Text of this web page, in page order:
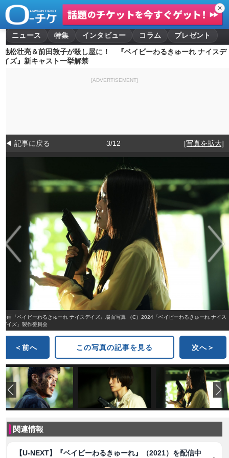
✕
ニュース 特集 インタビュー コラム
プレゼント
池松壮亮＆前田敦子が殺し屋に！ 『ベイビーわるきゅーれ ナイスデ
イズ』新キャスト一挙解禁
[ADVERTISEMENT]
◀ 記事に戻る 3/12 [写真を拡大]
映画『ベイビーわるきゅーれ ナイスデイズ』場面写真 （C）2024「ベイビーわるきゅーれ ナイス
デイズ」製作委員会
＜前へ この写真の記事を見る 次へ＞
関連情報
【U-NEXT】『ベイビーわるきゅーれ』（2021）を配信中